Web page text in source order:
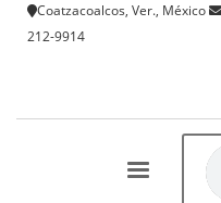
Coatzacoalcos, Ver., México
212-9914